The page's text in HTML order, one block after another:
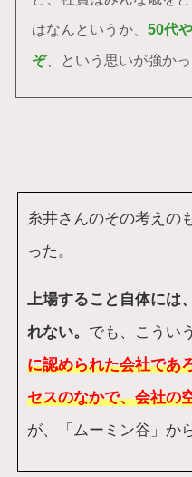
はなんというか、 50代
ぞ、という思いが強かっ
糸井さんのその考えの
った。
上場すること自体には
れない。 でも、こうい
に認められた会社であ
セスのなかで、会社の
が、「ムーミン谷」か